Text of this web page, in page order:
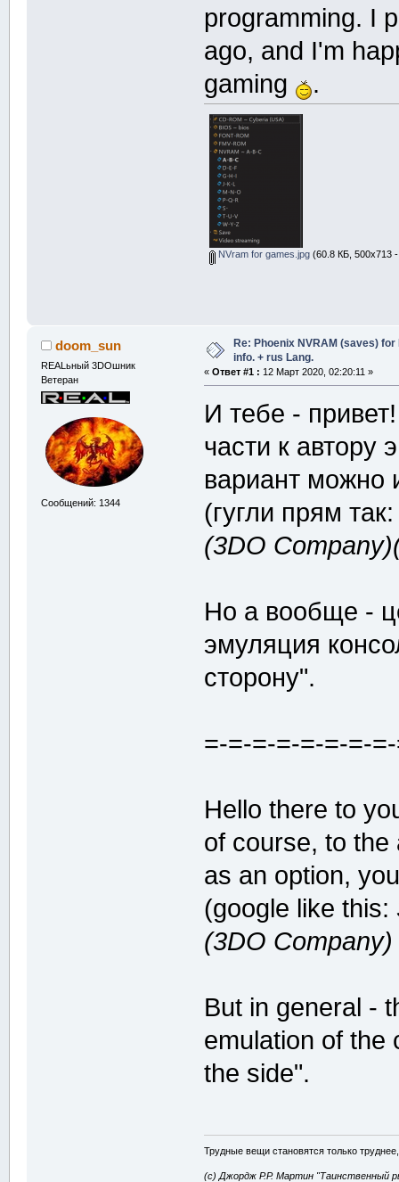
programming. I
ago, and I'm
gaming
.
NVram for games.jpg(60.8 КБ, 500x713 -
doom_sun
REALьный 3DOшник
Ветеран
Сообщений: 1344
Re: Phoenix NVRAM (saves)
info. + rus Lang.
«Ответ #1 : 12 Март 2020, 02:20:11 »
И тебе -
части к автору
вариант можно
(гугли прям
(3DO
Но а вообще -
эмуляция
сторону".
=-=-=-=-=-=-=-
Hello there to
of course, to the
as an option,
(google like this:
(3DO
But in general -
emulation of the
the side".
Трудные вещи становятся только
(с) Джордж Р.Р. Мартин "Таинственный